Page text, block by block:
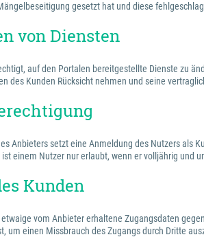
gesetzt hat und diese
von Diensten
auf den Portalen bereitgestellte Dienste zu
des Kunden Rücksicht nehmen und seine
Anbieters setzt eine Anmeldung des Nutzers als
einem Nutzer nur erlaubt, wenn er volljährig
Kunden
vom Anbieter erhaltene Zugangsdaten
um einen Missbrauch des Zugangs durch Dritte